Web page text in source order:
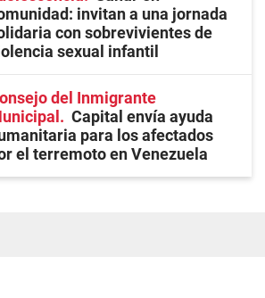
invitan a una jornada
con sobrevivientes de
sexual infantil
del Inmigrante
Capital envía ayuda
para los afectados
el terremoto en Venezuela